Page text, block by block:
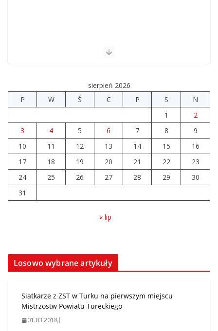
sierpień 2026
P
W Ś C P S
N
1
2
3
4 5 6 7 8
9
10
11 12 13 14 15
16
17
18 19 20 21 22
23
24
25 26 27 28 29
30
31
« lip
Losowo wybrane artykuły
Siatkarze z ZST w Turku na pierwszym miejscu
Mistrzostw Powiatu Tureckiego
01.03.2018